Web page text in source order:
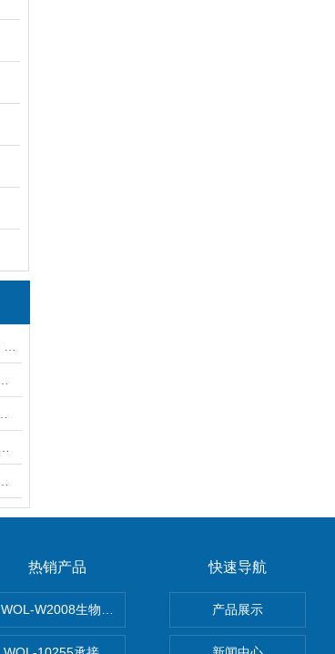
热销产品
WOL-W2008生物制药GMP车间净化工程装修标准有哪些
快速导航
产品展示